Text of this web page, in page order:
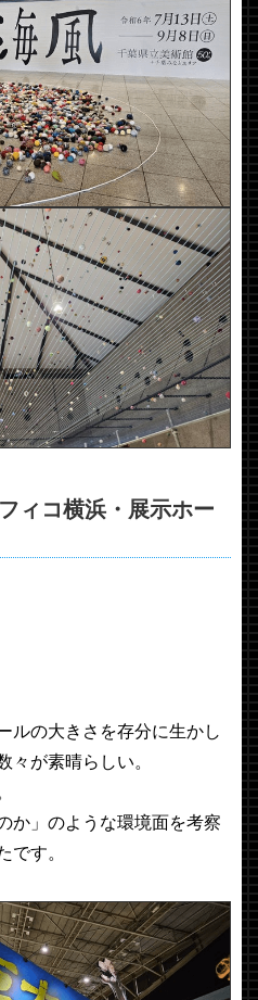
ィコ横浜・展示ホー
ルの大きさを存分に生かし
々が素晴らしい。
か」のような環境面を考察
です。